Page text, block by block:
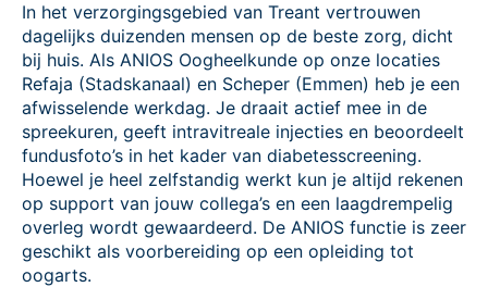
In het verzorgingsgebied van Treant vertrouwen
dagelijks duizenden mensen op de beste zorg, dicht
bij huis. Als ANIOS Oogheelkunde op onze locaties
Refaja (Stadskanaal) en Scheper (Emmen) heb je een
afwisselende werkdag. Je draait actief mee in de
spreekuren, geeft intravitreale injecties en beoordeelt
fundusfoto’s in het kader van diabetesscreening.
Hoewel je heel zelfstandig werkt kun je altijd rekenen
op support van jouw collega’s en een laagdrempelig
overleg wordt gewaardeerd. De ANIOS functie is zeer
geschikt als voorbereiding op een opleiding tot
oogarts.